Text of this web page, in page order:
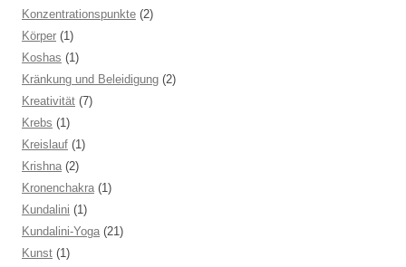
Konzentrationspunkte (2)
Körper (1)
Koshas (1)
Kränkung und Beleidigung (2)
Kreativität (7)
Krebs (1)
Kreislauf (1)
Krishna (2)
Kronenchakra (1)
Kundalini (1)
Kundalini-Yoga (21)
Kunst (1)